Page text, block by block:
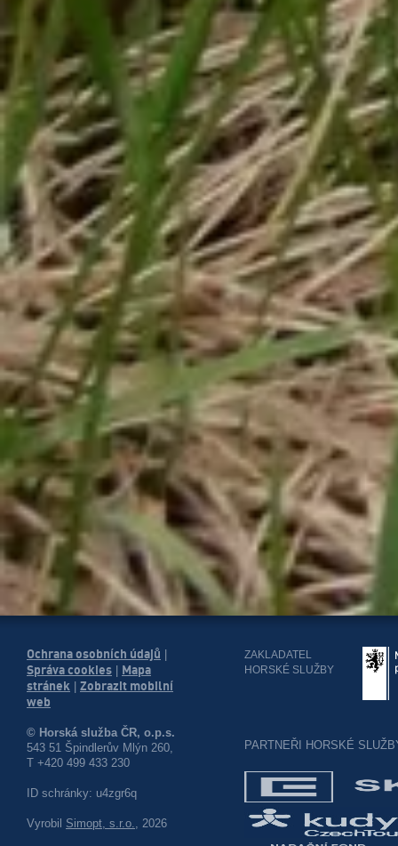
Ochrana osobních údajů
Správa cookies
Mapa
stránek
Zobrazit mobilní
web
© Horská služba ČR, o.p.s.
543 51 Špindlerův Mlýn 260,
T +420 499 433 230
ID schránky: u4zgr6q
Vyrobil Simopt, s.r.o., 2026
ZAKLADATEL
HORSKÉ SLUŽBY
PARTNEŘI HORSKÉ